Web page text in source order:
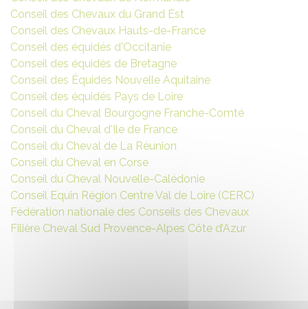
Conseil des Chevaux du Grand Est
Conseil des Chevaux Hauts-de-France
Conseil des équidés d'Occitanie
Conseil des équidés de Bretagne
Conseil des Équidés Nouvelle Aquitaine
Conseil des équidés Pays de Loire
Conseil du Cheval Bourgogne Franche-Comté
Conseil du Cheval d'Ile de France
Conseil du Cheval de La Réunion
Conseil du Cheval en Corse
Conseil du Cheval Nouvelle-Calédonie
Conseil Equin Région Centre Val de Loire (CERC)
Fédération nationale des Conseils des Chevaux
Filière Cheval Sud Provence-Alpes Côte d’Azur